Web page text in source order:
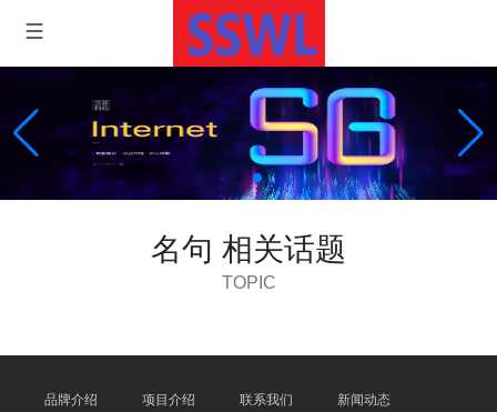
名句 相关话题
TOPIC
品牌介绍 项目介绍 联系我们 新闻动态